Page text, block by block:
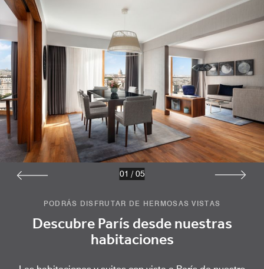
PODRÁS DISFRUTAR DE HERMOSAS VISTAS
Descubre París desde nuestras
habitaciones
01 / 05